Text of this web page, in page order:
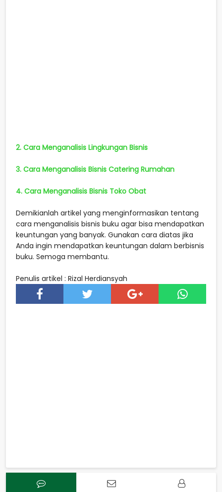
2. Cara Menganalisis Lingkungan Bisnis
3. Cara Menganalisis Bisnis Catering Rumahan
4. Cara Menganalisis Bisnis Toko Obat
Demikianlah artikel yang menginformasikan tentang
cara menganalisis bisnis buku agar bisa mendapatkan
keuntungan yang banyak. Gunakan cara diatas jika
Anda ingin mendapatkan keuntungan dalam berbisnis
buku. Semoga membantu.
Penulis artikel : Rizal Herdiansyah